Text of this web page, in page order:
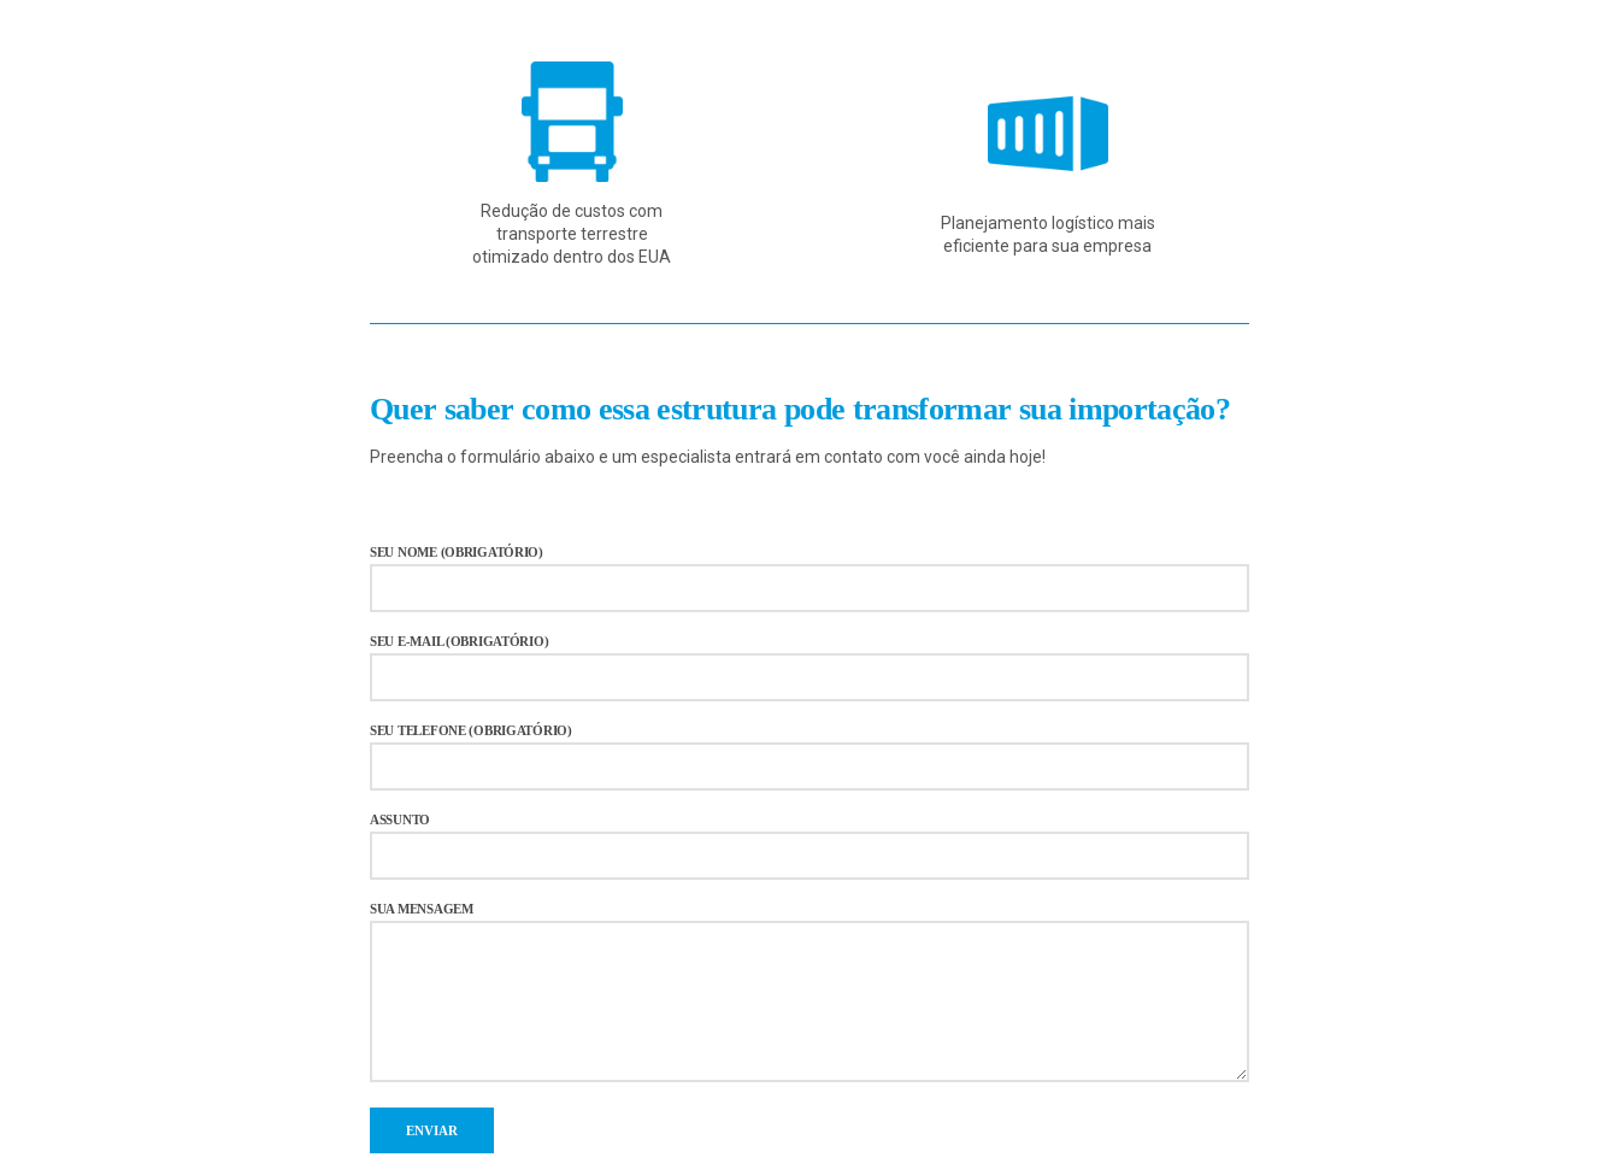
Redução de custos com
transporte terrestre
otimizado dentro dos EUA
Planejamento logístico mais
eficiente para sua empresa
Quer saber como essa estrutura pode transformar sua importação?
Preencha o formulário abaixo e um especialista entrará em contato com você ainda hoje!
SEU NOME (OBRIGATÓRIO)
SEU E-MAIL (OBRIGATÓRIO)
SEU TELEFONE (OBRIGATÓRIO)
ASSUNTO
SUA MENSAGEM